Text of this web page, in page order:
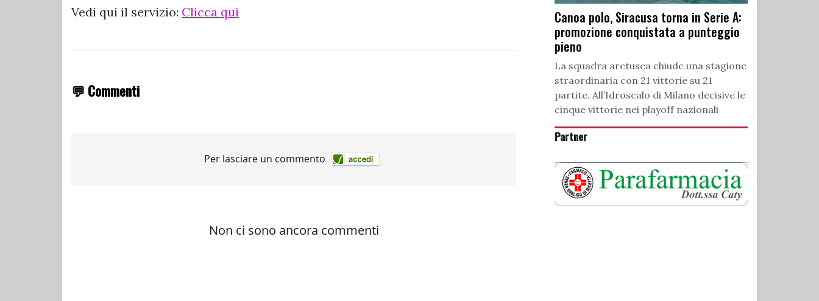
Vedi qui il servizio: Clicca qui
💬 Commenti
Canoa polo, Siracusa torna in Serie A:
promozione conquistata a punteggio
pieno
La squadra aretusea chiude una stagione
straordinaria con 21 vittorie su 21
partite. All’Idroscalo di Milano decisive le
cinque vittorie nei playoff nazionali
Partner